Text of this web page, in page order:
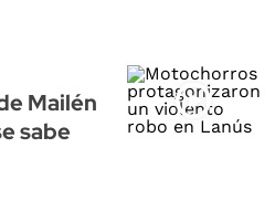
Mailén
sabe